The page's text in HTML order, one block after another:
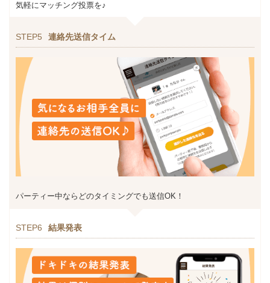
気軽にマッチング投票を♪
STEP5 連絡先送信タイム
パーティー中ならどのタイミングでも送信OK！
STEP6 結果発表